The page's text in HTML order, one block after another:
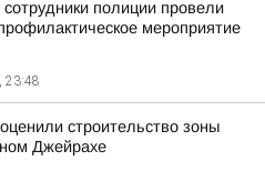
полиции провели
мероприятие
23:48
строительство зоны
Джейрахе